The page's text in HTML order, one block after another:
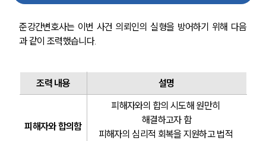
준강간변호사는 이번 사건 의뢰인의 실형을 방어하기 위해 다음
과 같이 조력했습니다.
조력 내용 설명
피해자와 합의함
피해자와의 합의 시도해 원만히
해결하고자 함
피해자의 심리적 회복을 지원하고 법적